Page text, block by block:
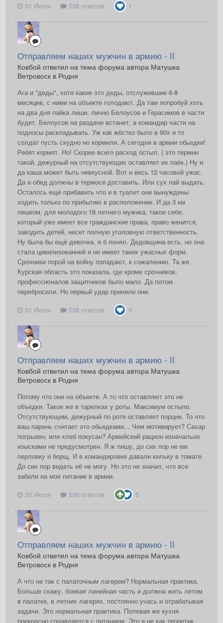
31 Июля
538 ответов 1
Отправляем наших мужчин в армию - II
Ковбой ответил на тема форума автора Матушка
Ветровоск в Родня
Ага и "деды", хотя какие это деды, отслужившие 6-8
месяцев, с ними на объекте голодают. Да там попробуй хоть
на два дня пайка лиши, лично Белоусов и Герасимов в части
будет. Белоусов на раздаче встанет, а командир части на
подносы раскладывать. Уж как жёстко было в 90х и то
солдат пусть скудно но кормили. А сегодня в армии обьедки!
Ребят кормят. Но! Скорее всего расход остыл. ( это термин
такой, дежурный на отсутствующих оставляет их паёк.) Ну и
да каша может быть невкусной. Вот и весь 12 часовой ужас.
Да и обед должны в термосе доставить. Или сух пай выдать.
Осталось ещё прибавить что и в туалет они вынуждены
ходить только по прибытию в расположение. И да 3 км
пешком, для молодого 18 летнего мужика, такое себе,
который уже имеет все гражданские права, право женится,
заводить детей, несет полную уголовную ответственность.
Ну была бы ещё девочка, я б понял. Дедовщина есть, но она
стала цивилизованней и не имеет таких ужасных форм.
Срочники порой на войну попадают, к сожалению. Та же
Курская область это показала, где кроме срочников,
профессионалов защитников было мало. Да потом
перебросили. Но первый удар приняли они.
31 Июля
538 ответов 5
Отправляем наших мужчин в армию - II
Ковбой ответил на тема форума автора Матушка
Ветровоск в Родня
Потому что они на объекте. А то что оставляют это не
объедки. Такое же в тарелках у роты. Максимум остыло.
Отсутствующим, дежурный по роте оставляет порции. То что
ваш парень считает это обьедками... Чем мотивирует? Сахар
погрызен, или хлеб покусан? Армейский рацион изначально
изысками не предусмотрен. Я ж пишу, до сих пор не ем
перловку и борщ. И в командировке давали кильку в томате.
До сих пор видеть её не могу. Но это не значит, что все
забили на мое питание в армии.
30 Июля
538 ответов 5
Отправляем наших мужчин в армию - II
Ковбой ответил на тема форума автора Матушка
Ветровоск в Родня
А что не так с палаточным лагерем? Нормальная практика.
Больше скажу, боевая линейная часть и должна жить летом
в палатке, в летних лагерях, постоянно учась и отрабатывая
задачи. Это нормальная практика. Полевая же кухня
прекрасно справляется с питанием. Это я не как теоретик